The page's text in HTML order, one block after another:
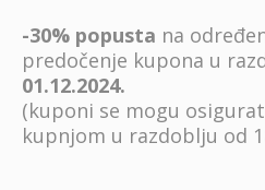
-30% popusta na
predočenje kupona u
01.12.2024.
(kuponi se mogu
kupnjom u razdoblju od